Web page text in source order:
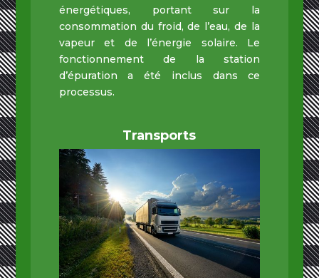
énergétiques, portant sur la
consommation du froid, de l’eau, de la
vapeur et de l’énergie solaire. Le
fonctionnement de la station
d’épuration a été inclus dans ce
processus.
Transports